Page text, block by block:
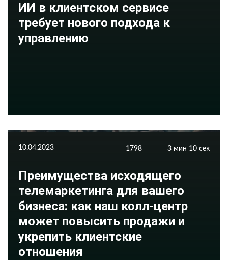
ИИ в клиентском сервисе
требует нового подхода к
управлению
10.04.2023 1798 3 мин 10 сек
Преимущества исходящего
телемаркетинга для вашего
бизнеса: как наш колл-центр
может повысить продажи и
укрепить клиентские
отношения